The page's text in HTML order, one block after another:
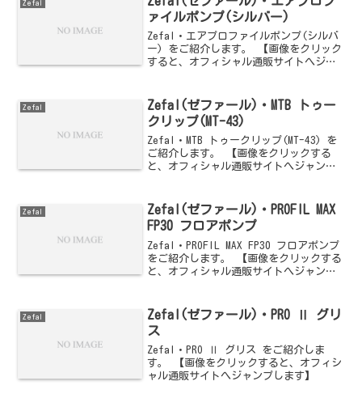
Zefal
ァイルポンプ(シルバー)
Zefal・エアプロファイルポンプ(シルバ
ー) をご紹介します。 【画像をクリック
すると、オフィシャル通販サイトへジャ
Zefal
Zefal(ゼファール)・MTB トゥー
クリップ(MT-43)
Zefal・MTB トゥークリップ(MT-43) を
ご紹介します。 【画像をクリックする
と、オフィシャル通販サイトへジャンプ
Zefal
Zefal(ゼファール)・PROFIL MAX
FP30 フロアポンプ
Zefal・PROFIL MAX FP30 フロアポンプ
をご紹介します。 【画像をクリックする
と、オフィシャル通販サイトへジャンプ
Zefal
Zefal(ゼファール)・PRO Ⅱ グリ
ス
Zefal・PRO Ⅱ グリス をご紹介しま
す。 【画像をクリックすると、オフィシ
ャル通販サイトへジャンプします】